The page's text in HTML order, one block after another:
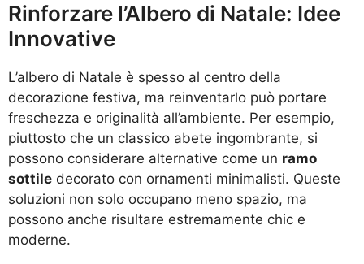
Rinforzare l’Albero di Natale: Idee
Innovative
L’albero di Natale è spesso al centro della
decorazione festiva, ma reinventarlo può portare
freschezza e originalità all’ambiente. Per esempio,
piuttosto che un classico abete ingombrante, si
possono considerare alternative come un ramo
sottile decorato con ornamenti minimalisti. Queste
soluzioni non solo occupano meno spazio, ma
possono anche risultare estremamente chic e
moderne.